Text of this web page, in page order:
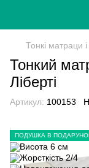
Тонкі матраци
Тонкий
Ліберті
Артикул: 100153
ПОДУШКА В